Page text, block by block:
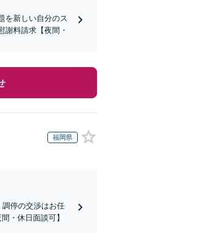
を新しい自分のス
謝料請求【夜間・
福岡県
調停の交渉はお任
・休日面談可】